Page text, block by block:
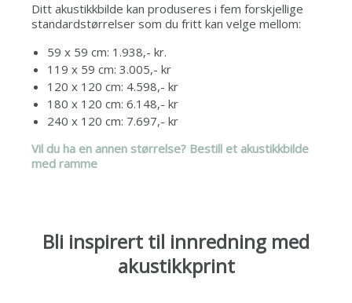
Ditt akustikkbilde kan produseres i fem forskjellige
standardstørrelser som du fritt kan velge mellom:
59 x 59 cm: 1.938,- kr.
119 x 59 cm: 3.005,- kr
120 x 120 cm: 4.598,- kr
180 x 120 cm: 6.148,- kr
240 x 120 cm: 7.697,- kr
Vil du ha en annen størrelse? Bestill et akustikkbilde
med ramme
Bli inspirert til innredning med
akustikkprint